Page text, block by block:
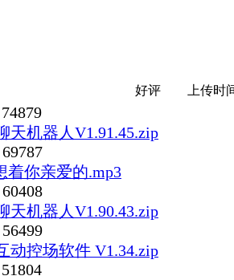
上传时
好评
74879
天机器人V1.91.45.zip
69787
着你亲爱的.mp3
60408
天机器人V1.90.43.zip
56499
动控场软件 V1.34.zip
51804